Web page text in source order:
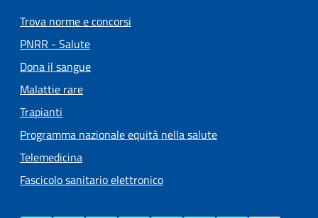
Trova norme e concorsi
PNRR - Salute
Dona il sangue
Malattie rare
Trapianti
Programma nazionale equità nella salute
Telemedicina
Fascicolo sanitario elettronico